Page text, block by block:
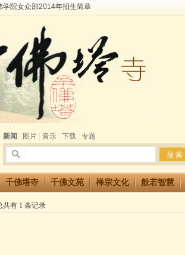
学院女众部2014年招生简章
入最后七天倒计时 殊胜华严法会 快快同享富贵庄严海
周末阅藏报名通知
地藏法会
慧尼和尚开讲《六祖坛经》
法堂对大众的开示
佛学院女众部 2016年招生简章
临千佛塔寺弘法
会 祈福息灾地藏七 冥阳两利普渡群蒙盂兰盆
新闻
图片 音乐 下载 专题
千佛塔寺 千佛文苑 禅宗文化 般若智慧
共有 1 条记录